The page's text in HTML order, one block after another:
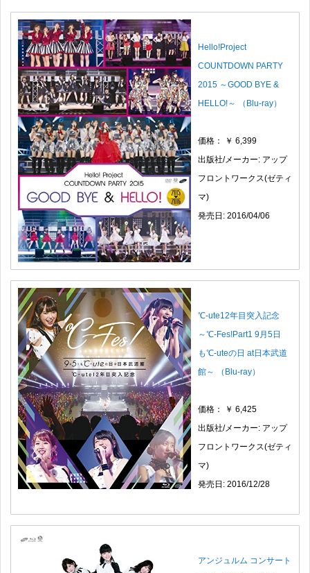
Hello!Project
COUNTDOWN PARTY
2015 ～GOOD BYE &
HELLO!～ （Blu-ray）
価格： ￥ 6,399
出版社/メーカー: アップ
フロントワークス(ゼティ
マ)
発売日: 2016/04/06
℃-ute12年目突入記念
～℃-Fes!Part1 9月5日
も℃-uteの日 at日本武道
館～ （Blu-ray）
価格： ￥ 6,425
出版社/メーカー: アップ
フロントワークス(ゼティ
マ)
発売日: 2016/12/28
アンジュルム コンサート